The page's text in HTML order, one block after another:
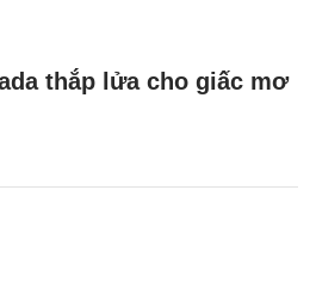
thắp lửa cho giấc mơ